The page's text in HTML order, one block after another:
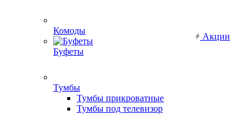
Комоды
Буфеты
Тумбы
Тумбы прикроватные
Тумбы под телевизор
Акции